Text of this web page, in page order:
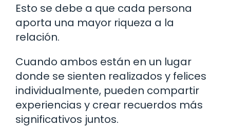
Esto se debe a que cada persona
aporta una mayor riqueza a la
relación.
Cuando ambos están en un lugar
donde se sienten realizados y felices
individualmente, pueden compartir
experiencias y crear recuerdos más
significativos juntos.